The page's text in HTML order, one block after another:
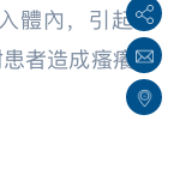
體內，引起感
者造成瘙癢和